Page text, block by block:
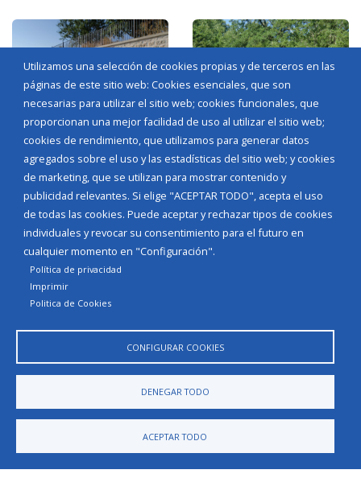
Utilizamos una selección de cookies propias y de terceros en las
páginas de este sitio web: Cookies esenciales, que son
necesarias para utilizar el sitio web; cookies funcionales, que
proporcionan una mejor facilidad de uso al utilizar el sitio web;
cookies de rendimiento, que utilizamos para generar datos
agregados sobre el uso y las estadísticas del sitio web; y cookies
de marketing, que se utilizan para mostrar contenido y
publicidad relevantes. Si elige "ACEPTAR TODO", acepta el uso
de todas las cookies. Puede aceptar y rechazar tipos de cookies
individuales y revocar su consentimiento para el futuro en
cualquier momento en "Configuración".
Política de privacidad
Imprimir
Politica de Cookies
CONFIGURAR COOKIES
DENEGAR TODO
ACEPTAR TODO